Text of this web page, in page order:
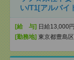
い/T1[アルバイ
[給 与] 日給13,000
[勤務地] 東京都豊島